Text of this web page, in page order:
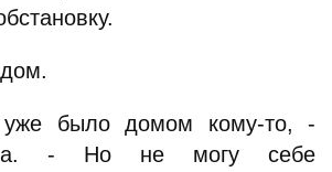
было домом кому-то, -
- Но не могу себе